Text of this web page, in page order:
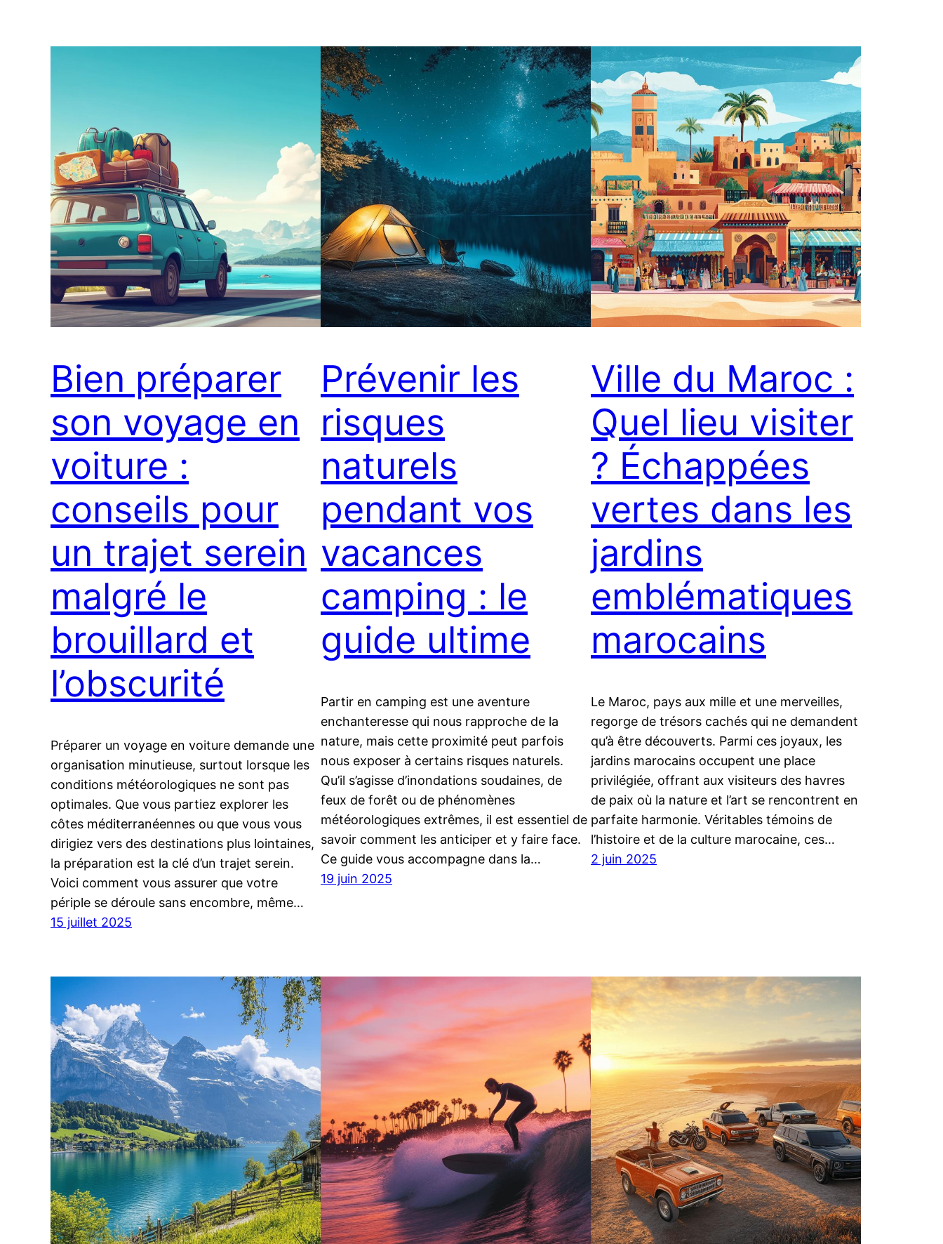
Bien préparer
son voyage en
voiture :
conseils pour
un trajet serein
malgré le
brouillard et
l’obscurité
Préparer un voyage en voiture demande une
organisation minutieuse, surtout lorsque les
conditions météorologiques ne sont pas
optimales. Que vous partiez explorer les
côtes méditerranéennes ou que vous vous
dirigiez vers des destinations plus lointaines,
la préparation est la clé d’un trajet serein.
Voici comment vous assurer que votre
périple se déroule sans encombre, même…
15 juillet 2025
Prévenir les
risques
naturels
pendant vos
vacances
camping : le
guide ultime
Partir en camping est une aventure
enchanteresse qui nous rapproche de la
nature, mais cette proximité peut parfois
nous exposer à certains risques naturels.
Qu’il s’agisse d’inondations soudaines, de
feux de forêt ou de phénomènes
météorologiques extrêmes, il est essentiel de
savoir comment les anticiper et y faire face.
Ce guide vous accompagne dans la…
19 juin 2025
Ville du Maroc :
Quel lieu visiter
? Échappées
vertes dans les
jardins
emblématiques
marocains
Le Maroc, pays aux mille et une merveilles,
regorge de trésors cachés qui ne demandent
qu’à être découverts. Parmi ces joyaux, les
jardins marocains occupent une place
privilégiée, offrant aux visiteurs des havres
de paix où la nature et l’art se rencontrent en
parfaite harmonie. Véritables témoins de
l’histoire et de la culture marocaine, ces…
2 juin 2025